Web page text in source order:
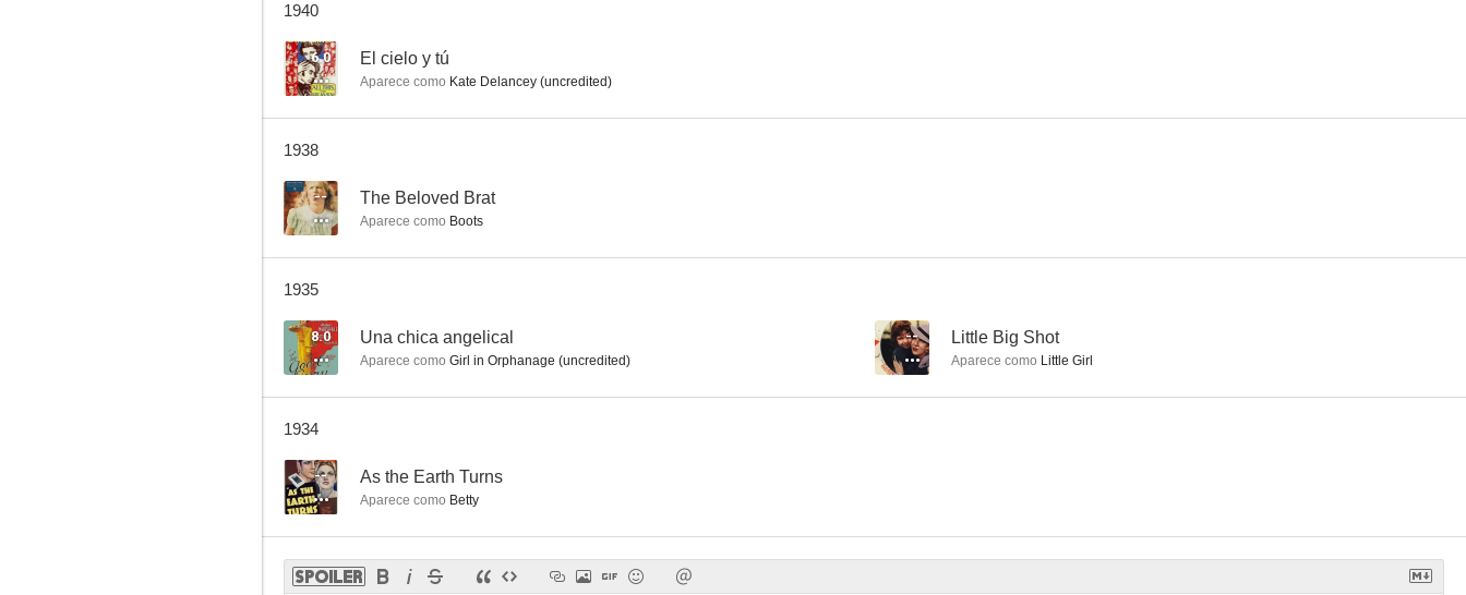
1940
6.0 El cielo y tú
Aparece como Kate Delancey (uncredited)
1938
-- The Beloved Brat
Aparece como Boots
1935
8.0 Una chica angelical
Aparece como Girl in Orphanage (uncredited)
-- Little Big Shot
Aparece como Little Girl
1934
-- As the Earth Turns
Aparece como Betty